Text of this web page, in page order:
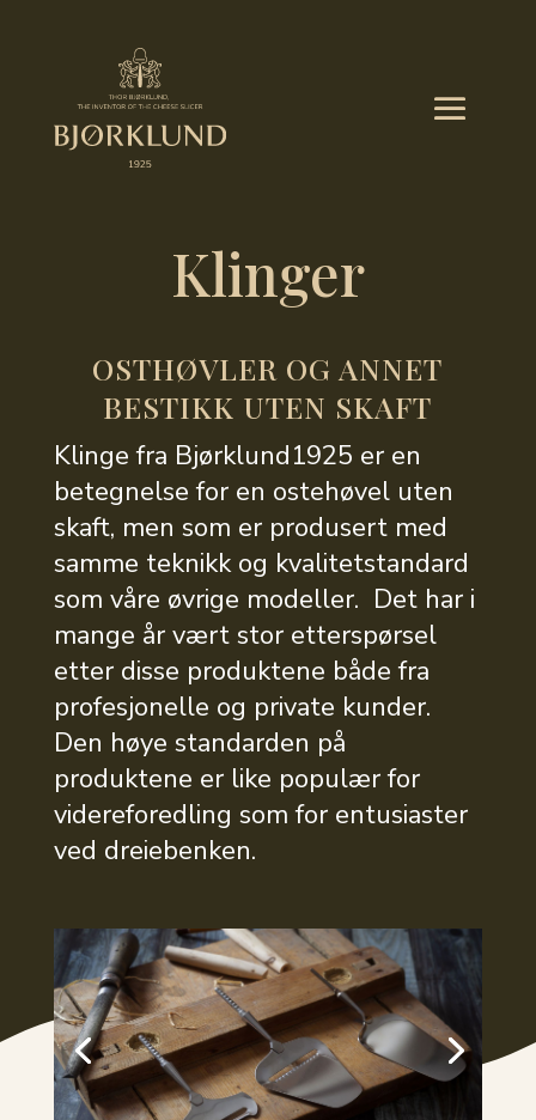
Klinger
OSTHØVLER OG ANNET
BESTIKK UTEN SKAFT
Klinge fra Bjørklund1925 er en
betegnelse for en ostehøvel uten
skaft, men som er produsert med
samme teknikk og kvalitetstandard
som våre øvrige modeller. Det har i
mange år vært stor etterspørsel
etter disse produktene både fra
profesjonelle og private kunder.
Den høye standarden på
produktene er like populær for
videreforedling som for entusiaster
ved dreiebenken.